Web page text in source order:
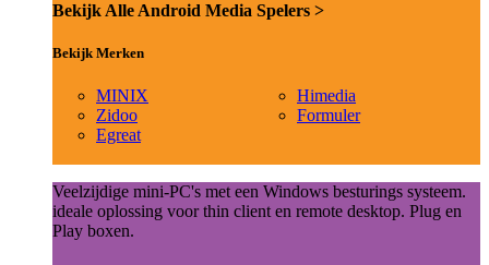
Bekijk Alle Android Media Spelers >
Bekijk Merken
MINIX
Zidoo
Egreat
Himedia
Formuler
Veelzijdige mini-PC's met een Windows besturings systeem.
ideale oplossing voor thin client en remote desktop. Plug en
Play boxen.